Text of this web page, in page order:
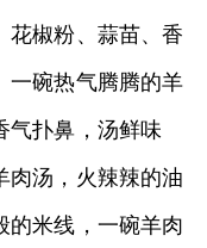
花椒粉、蒜苗、香
一碗热气腾腾的羊
气扑鼻，汤鲜味
肉汤，火辣辣的油
的米线，一碗羊肉